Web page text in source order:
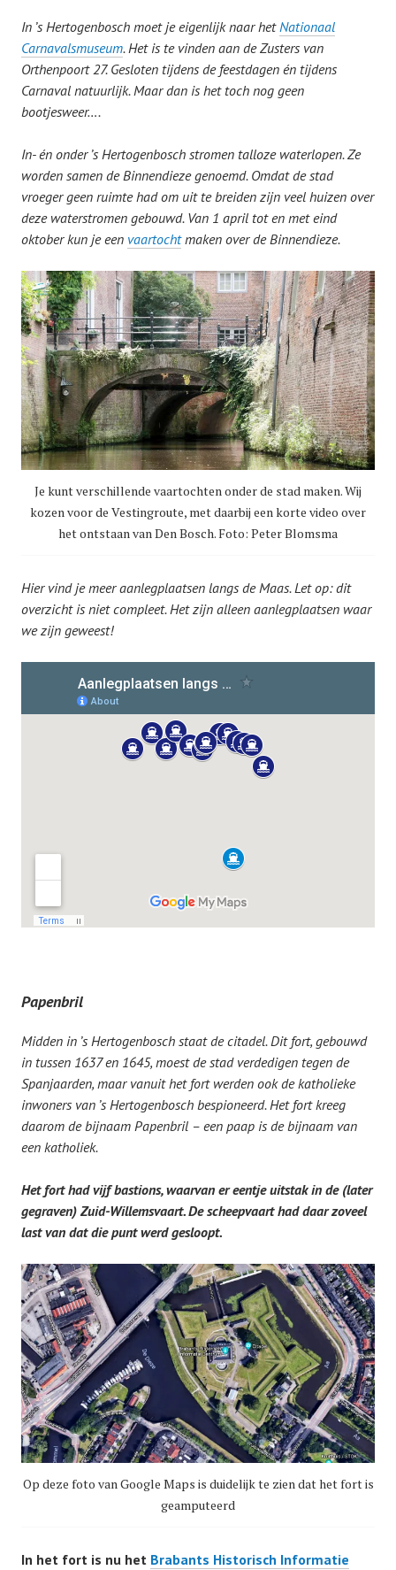
In ’s Hertogenbosch moet je eigenlijk naar het Nationaal
Carnavalsmuseum. Het is te vinden aan de Zusters van
Orthenpoort 27. Gesloten tijdens de feestdagen én tijdens
Carnaval natuurlijk. Maar dan is het toch nog geen
bootjesweer….
In- én onder ’s Hertogenbosch stromen talloze waterlopen. Ze
worden samen de Binnendieze genoemd. Omdat de stad
vroeger geen ruimte had om uit te breiden zijn veel huizen over
deze waterstromen gebouwd. Van 1 april tot en met eind
oktober kun je een vaartochtmaken over de Binnendieze.
Je kunt verschillende vaartochten onder de stad maken. Wij
kozen voor de Vestingroute, met daarbij een korte video over
het ontstaan van Den Bosch. Foto: Peter Blomsma
Hier vind je meer aanlegplaatsen langs de Maas. Let op: dit
overzicht is niet compleet. Het zijn alleen aanlegplaatsen waar
we zijn geweest!
Papenbril
Midden in ’s Hertogenbosch staat de citadel. Dit fort, gebouwd
in tussen 1637 en 1645, moest de stad verdedigen tegen de
Spanjaarden, maar vanuit het fort werden ook de katholieke
inwoners van ’s Hertogenbosch bespioneerd. Het fort kreeg
daarom de bijnaam Papenbril – een paap is de bijnaam van
een katholiek.
Het fort had vijf bastions, waarvan er eentje uitstak in de (later
gegraven) Zuid-Willemsvaart. De scheepvaart had daar zoveel
last van dat die punt werd gesloopt.
Op deze foto van Google Maps is duidelijk te zien dat het fort is
geamputeerd
In het fort is nu het Brabants Historisch Informatie